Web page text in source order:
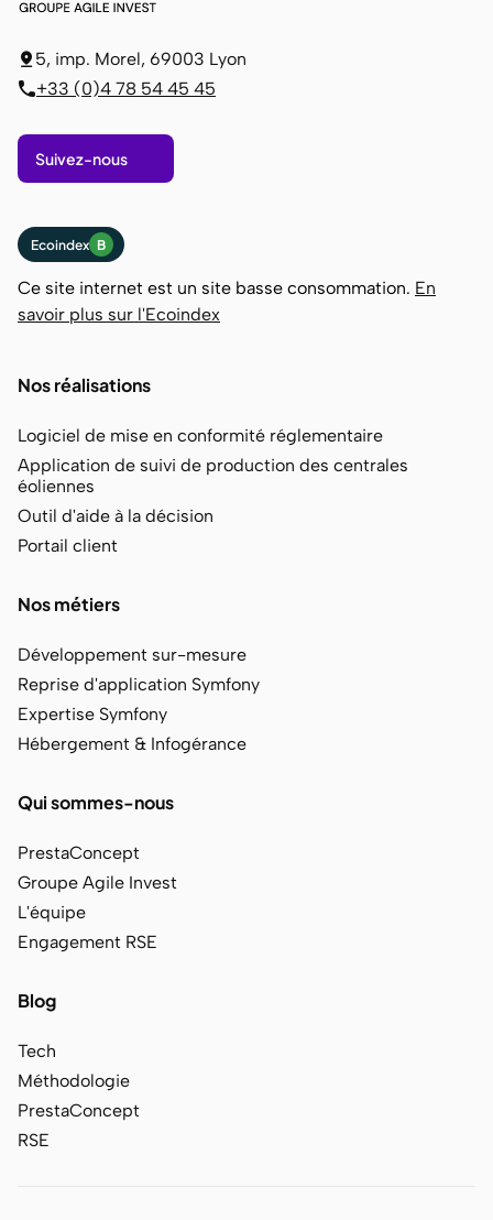
5, imp. Morel, 69003 Lyon
+33 (0)4 78 54 45 45
Suivez-nous
Ecoindex B
Ce site internet est un site basse consommation. En
savoir plus sur l'Ecoindex
Nos réalisations
Logiciel de mise en conformité réglementaire
Application de suivi de production des centrales
éoliennes
Outil d'aide à la décision
Portail client
Nos métiers
Développement sur-mesure
Reprise d'application Symfony
Expertise Symfony
Hébergement & Infogérance
Qui sommes-nous
PrestaConcept
Groupe Agile Invest
L'équipe
Engagement RSE
Blog
Tech
Méthodologie
PrestaConcept
RSE